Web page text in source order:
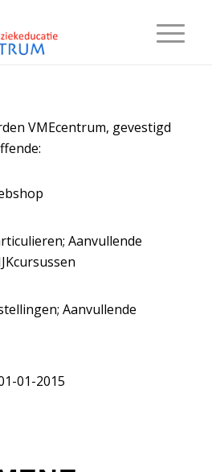
VMEcentrum, gevestigd
Aanvullende
Aanvullende
01-2015